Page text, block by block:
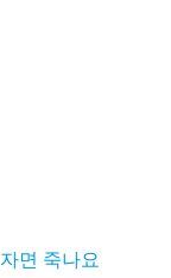
면 죽나요